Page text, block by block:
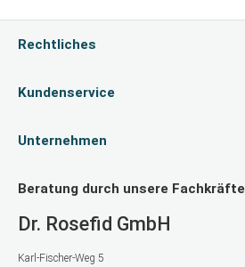
Rechtliches
Kundenservice
Unternehmen
Beratung durch unsere Fachkräfte
Dr. Rosefid GmbH
Karl-Fischer-Weg 5